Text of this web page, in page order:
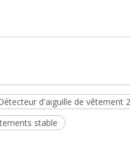
d'aiguille de vêtement
stable